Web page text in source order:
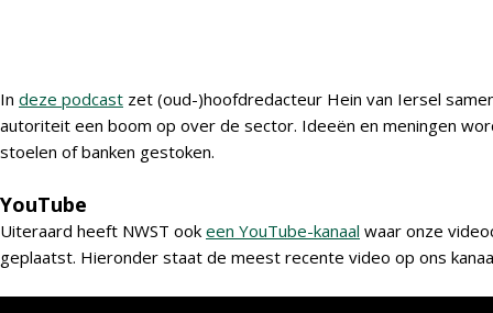
In deze podcast zet (oud-)hoofdredacteur Hein van Iersel
autoriteit een boom op over de sector. Ideeën en meningen
stoelen of banken gestoken.
YouTube
Uiteraard heeft NWST ook een YouTube-kanaal waar onze
geplaatst. Hieronder staat de meest recente video op ons